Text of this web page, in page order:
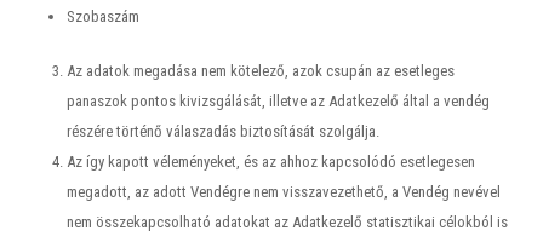
Szobaszám
Az adatok megadása nem kötelező, azok csupán az esetleges
panaszok pontos kivizsgálását, illetve az Adatkezelő által a vendég
részére történő válaszadás biztosítását szolgálja.
Az így kapott véleményeket, és az ahhoz kapcsolódó esetlegesen
megadott, az adott Vendégre nem visszavezethető, a Vendég nevével
nem összekapcsolható adatokat az Adatkezelő statisztikai célokból is